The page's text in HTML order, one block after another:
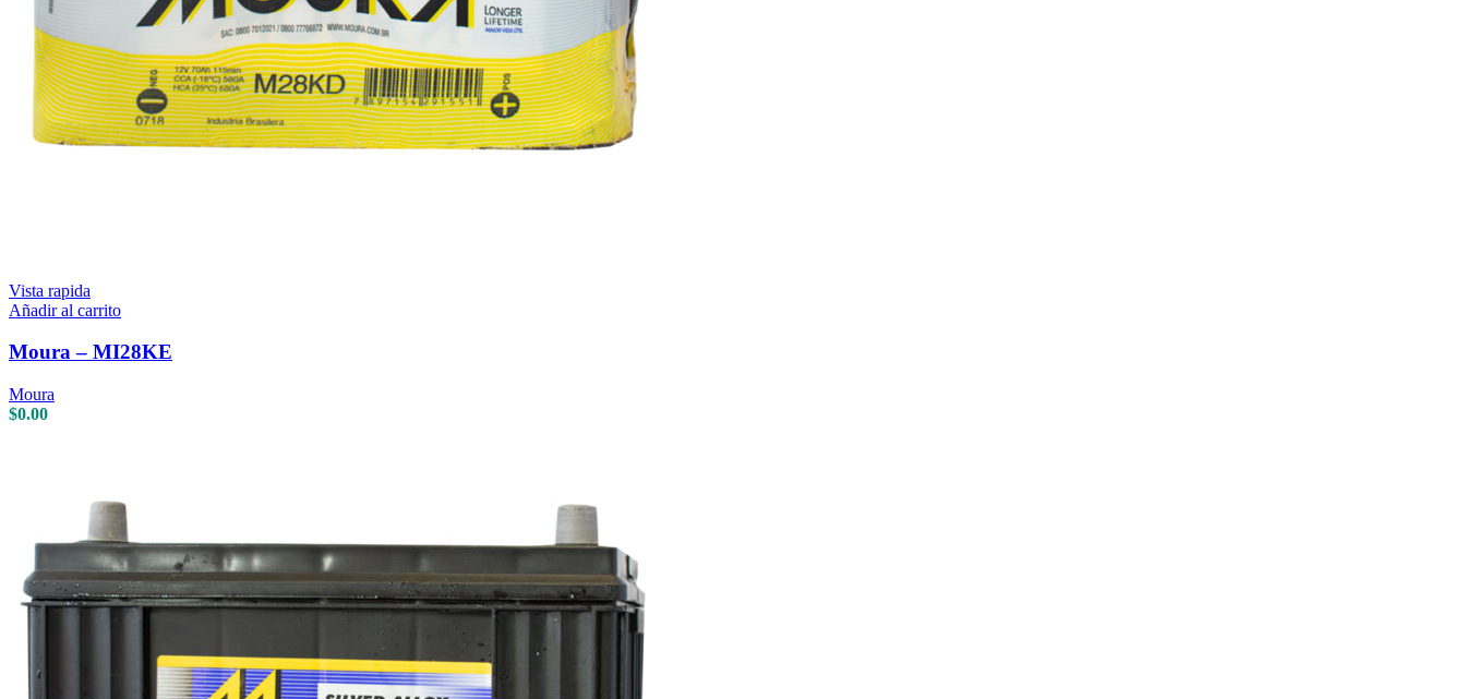
Vista rapida
Añadir al carrito
Moura – MI28KE
Moura
$0.00